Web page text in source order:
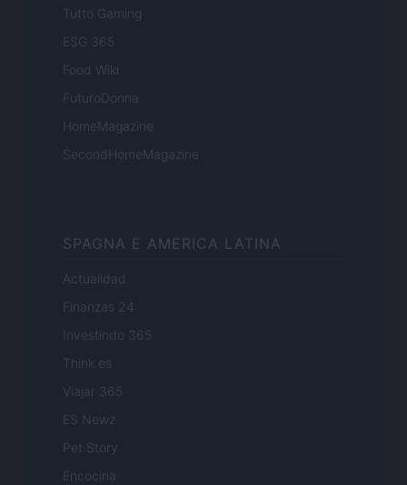
Tutto Gaming
ESG 365
Food Wiki
FuturoDonna
HomeMagazine
SecondHomeMagazine
SPAGNA E AMERICA LATINA
Actualidad
Finanzas 24
Investindo 365
Think.es
Viajar 365
ES Newz
Pet Story
Encocina